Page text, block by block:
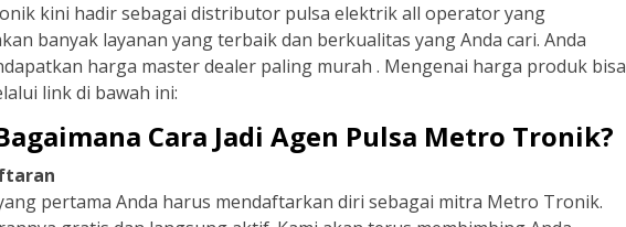
kini hadir sebagai distributor pulsa elektrik all operator yang
banyak layanan yang terbaik dan berkualitas yang Anda cari. Anda
harga master dealer paling murah . Mengenai harga produk bisa
link di bawah ini:
Cara Jadi Agen Pulsa Metro Tronik?
pertama Anda harus mendaftarkan diri sebagai mitra Metro Tronik.